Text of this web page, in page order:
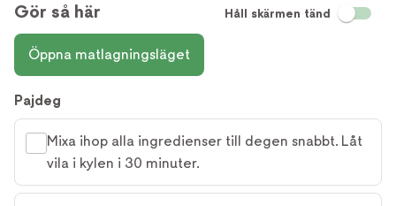
Gör så här Håll skärmen tänd
Öppna matlagningsläget
Pajdeg
Mixa ihop alla ingredienser till degen snabbt. Låt
vila i kylen i 30 minuter.